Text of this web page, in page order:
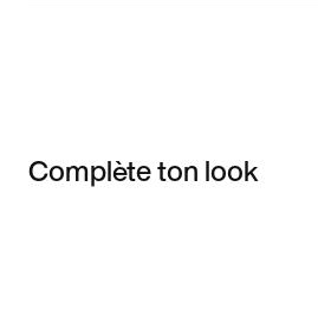
Complète ton look